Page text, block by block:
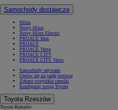
Samochody dostawcze
Hilux
Nowy Hilux
Nowy Hilux Electric
PROACE Max
PROACE
PROACE Verso
PROACE CITY
PROACE CITY Verso
Samochody używane
Umów się na jazdę testową
Zobacz wszystkie cenniki
Konfiguruj swoją Toyotę
Toyota Rzeszów
Toyota Rzeszów